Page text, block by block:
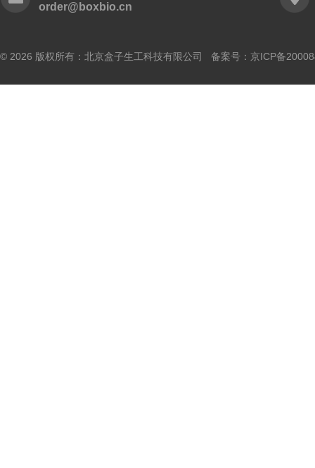
order@boxbio.cn
© 2026 版权所有：北京盒子生工科技有限公司 备案号： 京ICP备